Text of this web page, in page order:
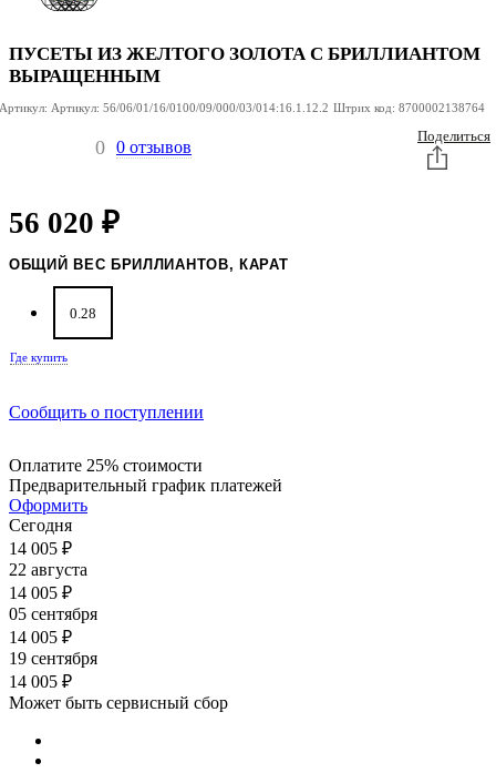
ПУСЕТЫ ИЗ ЖЕЛТОГО ЗОЛОТА С БРИЛЛИАНТОМ
ВЫРАЩЕННЫМ
Артикул: Артикул: 56/06/01/16/0100/09/000/03/014:16.1.12.2 Штрих код: 8700002138764
0 0 отзывов
Поделиться
56 020 ₽
ОБЩИЙ ВЕС БРИЛЛИАНТОВ, КАРАТ
0.28
Где купить
Сообщить о поступлении
Оплатите 25% стоимости
Предварительный график платежей
Оформить
Сегодня
14 005 ₽
22 августа
14 005 ₽
05 сентября
14 005 ₽
19 сентября
14 005 ₽
Может быть сервисный сбор